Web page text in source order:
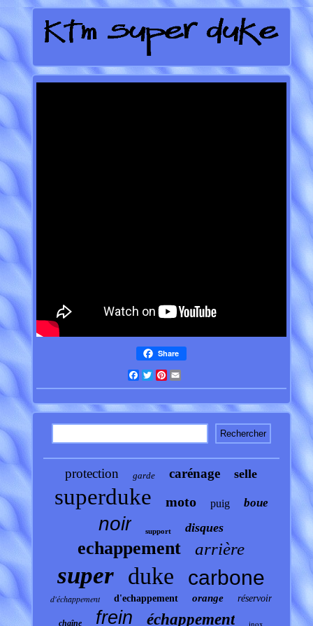
Share
Facebook
TwitterPinterest
protection garde carénage selle
superduke moto puig boue
noir support disques
echappement arrière
super duke carbone
d'échappement d'echappement orange réservoir
chaîne frein échappement inox